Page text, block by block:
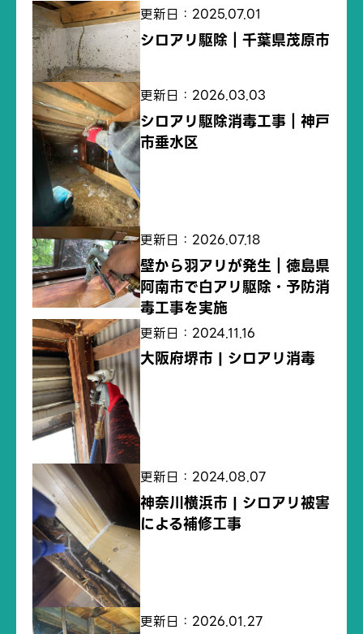
更新日：2025.07.01
シロアリ駆除｜千葉県茂原市
更新日：2026.03.03
シロアリ駆除消毒工事｜神戸
市垂水区
更新日：2026.07.18
壁から羽アリが発生｜徳島県
阿南市で白アリ駆除・予防消
毒工事を実施
更新日：2024.11.16
大阪府堺市 | シロアリ消毒
更新日：2024.08.07
神奈川横浜市 | シロアリ被害
による補修工事
更新日：2026.01.27